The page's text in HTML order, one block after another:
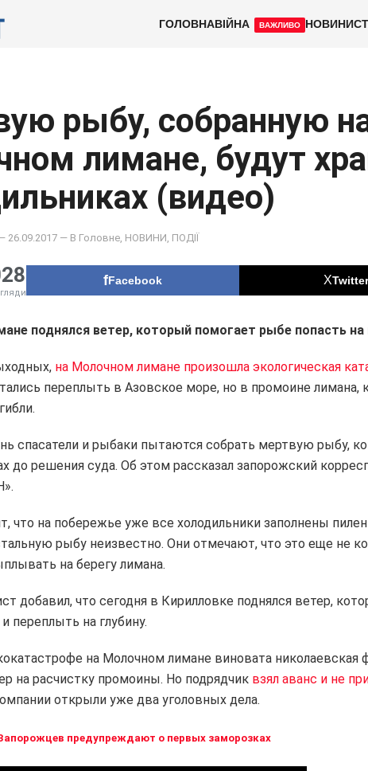
ГОЛОВНАВІЙНА ВАЖЛИВО НОВИНИ
рыбу, собранную
лимане, будут
(видео)
26.09.2017 — В Головне НОВИНИ ПОДІЇ
Facebook Twitter
поднялся ветер, который помогает рыбе попасть на
на Молочном лимане произошла экологическая
переплыть в Азовское море, но в промоине лимана,
спасатели и рыбаки пытаются собрать мертвую рыбу,
до решения суда. Об этом рассказал запорожский
что на побережье уже все холодильники заполнены
рыбу неизвестно. Они отмечают, что это еще не
на берегу лимана.
добавил, что сегодня в Кирилловке поднялся ветер,
переплыть на глубину.
на Молочном лимане виновата николаевская
на расчистку промоины. Но подрядчик взял аванс и не
открыли уже два уголовных дела.
предупреждают о первых заморозках